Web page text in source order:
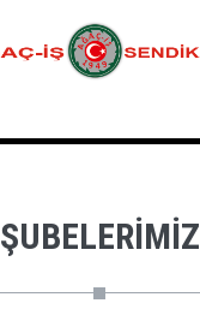
ŞUBELERIMIZ